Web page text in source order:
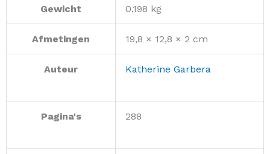
Gewicht 0,198 kg
Afmetingen 19,8 × 12,8 × 2 cm
Auteur Katherine Garbera
Pagina's 288